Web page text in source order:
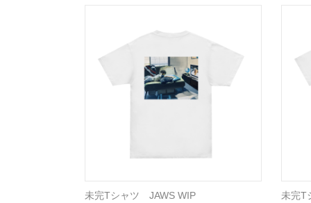
未完Tシャツ JAWS WIP
未完T